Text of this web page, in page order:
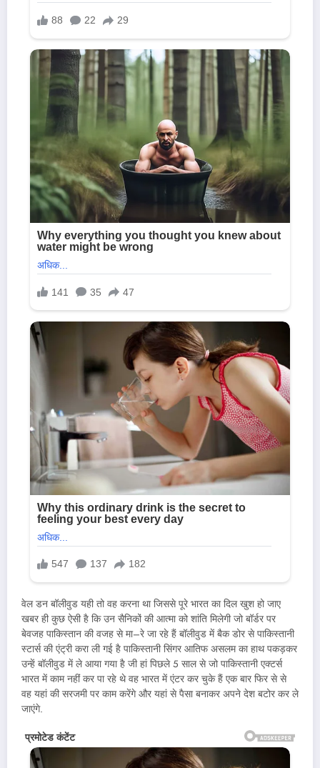
वेल डन बॉलीवुड यही तो वह करना था जिससे पूरे भारत का दिल खुश हो जाए
खबर ही कुछ ऐसी है कि उन सैनिकों की आत्मा को शांति मिलेगी जो बॉर्डर पर
बेवजह पाकिस्तान की वजह से मा–रे जा रहे हैं बॉलीवुड में बैक डोर से पाकिस्तानी
स्टार्स की एंट्री करा ली गई है पाकिस्तानी सिंगर आतिफ असलम का हाथ पकड़कर
उन्हें बॉलीवुड में ले आया गया है जी हां पिछले 5 साल से जो पाकिस्तानी एक्टर्स
भारत में काम नहीं कर पा रहे थे वह भारत में एंटर कर चुके हैं एक बार फिर से से
वह यहां की सरजमी पर काम करेंगे और यहां से पैसा बनाकर अपने देश बटोर कर ले
जाएंगे.